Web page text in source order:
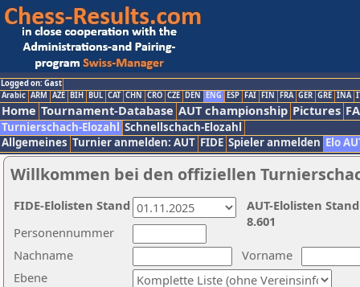
Logged on: Gast
Arabic ARM AZE BIH BUL CAT CHN CRO CZE DEN ENG ESP FAI FIN FRA GER GRE INA
Home Tournament-Database AUT championship Pictures
Turnierschach-Elozahl Schnellschach-Elozahl
Allgemeines Turnier anmelden: AUT FIDE Spieler anmelden Elo
Willkommen bei den offiziellen
Nachname
Vorname
Ebene
Personennummer
AUT-Elolisten
8.601
FIDE-Elolisten Stand